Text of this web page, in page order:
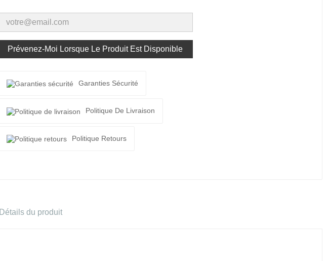
Prévenez-Moi Lorsque Le Produit Est Disponible
Garanties Sécurité
Politique De Livraison
Politique Retours
Détails du produit